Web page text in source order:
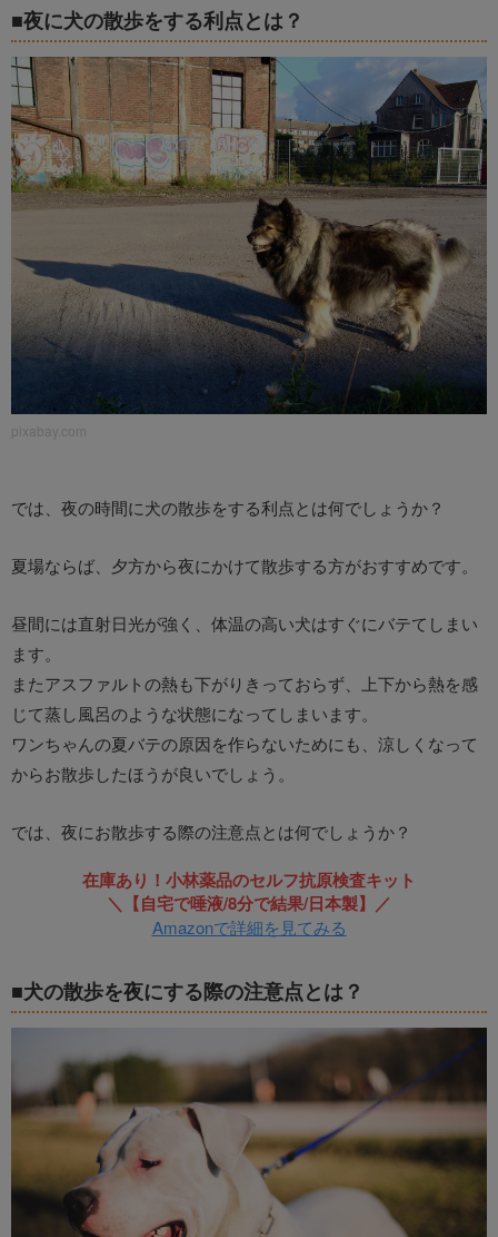
■夜に犬の散歩をする利点とは？
pixabay.com
では、夜の時間に犬の散歩をする利点とは何でしょうか？
夏場ならば、夕方から夜にかけて散歩する方がおすすめです。
昼間には直射日光が強く、体温の高い犬はすぐにバテてしまい
ます。
またアスファルトの熱も下がりきっておらず、上下から熱を感
じて蒸し風呂のような状態になってしまいます。
ワンちゃんの夏バテの原因を作らないためにも、涼しくなって
からお散歩したほうが良いでしょう。
では、夜にお散歩する際の注意点とは何でしょうか？
在庫あり！小林薬品のセルフ抗原検査キット
＼【自宅で唾液/8分で結果/日本製】／
Amazonで詳細を見てみる
■犬の散歩を夜にする際の注意点とは？